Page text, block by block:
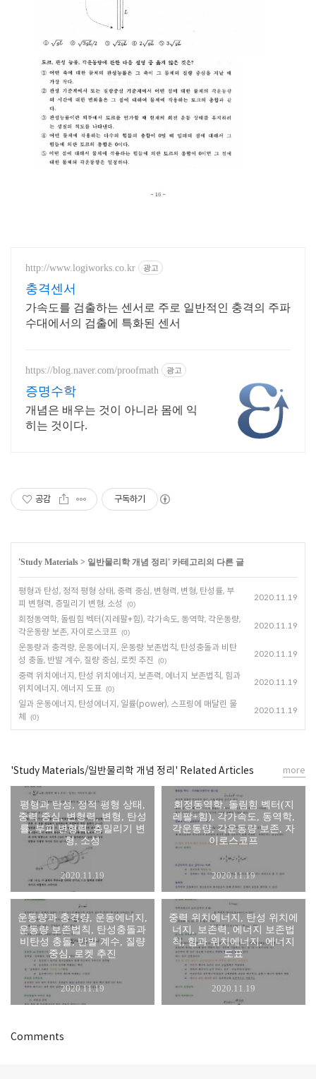
http://www.logiworks.co.kr 광고
충격센서
가속도를 검출하는 센서로 주로 일반적인 충격의 주파
수대에서의 검출에 특화된 센서
https://blog.naver.com/proofmath 광고
증명수학
개념은 배우는 것이 아니라 몸에 익
히는 것이다.
공감 구독하기
'Study Materials > 일반물리학 개념 정리 ' 카테고리의 다른 글
평형과 탄성, 정적 평형 상태, 중력 중심, 변형력, 변형, 탄성률, 부
피 변형력, 층밀리기 변형, 소성
(0)
2020.11.19
회정동역학, 돌림힘 벡터(지레팔+힘), 각가속도, 동역학, 각운동량,
각운동량 보존, 자이로스코프 (0)
2020.11.19
운동량과 충격량, 운동에너지, 운동량 보존법칙, 탄성충돌과 비탄
성 충돌, 반발 계수, 질량 중심, 로켓 추진
(0)
2020.11.19
중력 위치에너지, 탄성 위치에너지, 보존력, 에너지 보존법칙, 힘과
위치에너지, 에너지 도표 (0)
2020.11.19
일과 운동에너지, 탄성에너지, 일률(power), 스프링에 매달린 물
체
(0)
2020.11.19
'Study Materials/일반물리학 개념 정리' Related Articles
평형과 탄성, 정적 평형 상태,
중력 중심, 변형력, 변형, 탄성
률, 부피 변형력, 층밀리기 변
형, 소성
2020.11.19
회정동역학, 돌림힘 벡터(지
레팔+힘), 각가속도, 동역학,
각운동량, 각운동량 보존, 자
이로스코프
2020.11.19
운동량과 충격량, 운동에너지,
운동량 보존법칙, 탄성충돌과
비탄성 충돌, 반발 계수, 질량
중심, 로켓 추진
2020.11.19
중력 위치에너지, 탄성 위치에
너지, 보존력, 에너지 보존법
칙, 힘과 위치에너지, 에너지
도표
2020.11.19
more
Comments